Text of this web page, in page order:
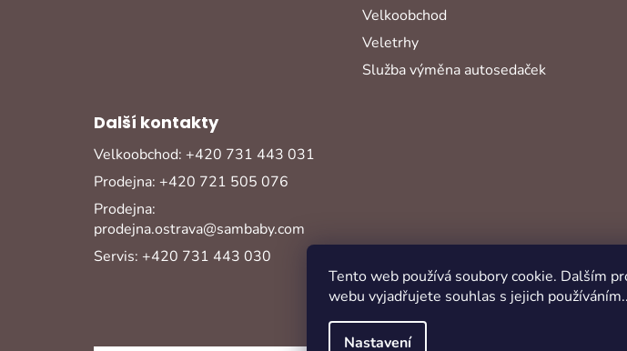
Tento web používá soubory cookie. Dalším
webu vyjadřujete souhlas s jejich
Nastavení
Velkoobchod
Veletrhy
Služba výměna autosedaček
Další kontakty
Velkoobchod: +420 731 443 031
Prodejna: +420 721 505 076
Prodejna:
prodejna.ostrava@sambaby.com
Servis: +420 731 443 030